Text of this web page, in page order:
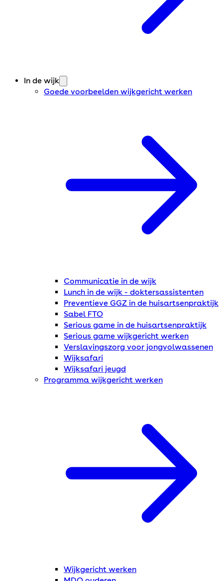
In de wijk
Goede voorbeelden wijkgericht werken
Communicatie in de wijk
Lunch in de wijk - doktersassistenten
Preventieve GGZ in de huisartsenpraktijk
Sabel FTO
Serious game in de huisartsenpraktijk
Serious game wijkgericht werken
Verslavingszorg voor jongvolwassenen
Wijksafari
Wijksafari jeugd
Programma wijkgericht werken
Wijkgericht werken